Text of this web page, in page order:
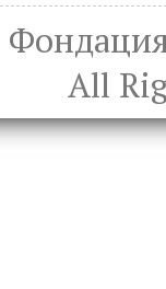
All